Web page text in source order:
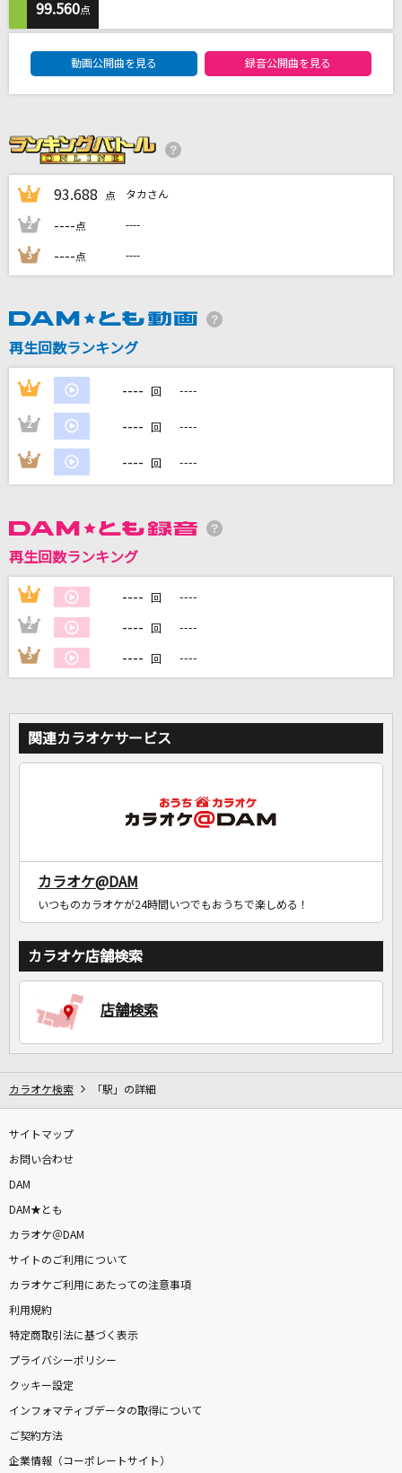
Shine with U
SixTONES
カラオケをもっと楽しもう！
家族や友達と一緒に！練習にも！
99.560点
動画公開曲を見る 録音公開曲を見る
1 93.688 点 タカさん
2 ----点 ----
3 ----点 ----
再生回数ランキング
1 ---- 回 ----
2 ---- 回 ----
3 ---- 回 ----
再生回数ランキング
1 ---- 回 ----
2 ---- 回 ----
3 ---- 回 ----
関連カラオケサービス
カラオケ@DAM
いつものカラオケが24時間いつでもおうちで楽しめる！
カラオケ店舗検索
店舗検索
カラオケ検索 「駅」の詳細
サイトマップ
お問い合わせ
DAM
DAM★とも
カラオケ＠DAM
サイトのご利用について
カラオケご利用にあたっての注意事項
利用規約
特定商取引法に基づく表示
プライバシーポリシー
クッキー設定
インフォマティブデータの取得について
ご契約方法
企業情報（コーポレートサイト）